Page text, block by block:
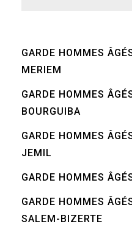
GARDE HOMMES
MERIEM
GARDE HOMMES
BOURGUIBA
GARDE HOMMES
JEMIL
GARDE HOMMES
GARDE HOMMES
SALEM-BIZERTE